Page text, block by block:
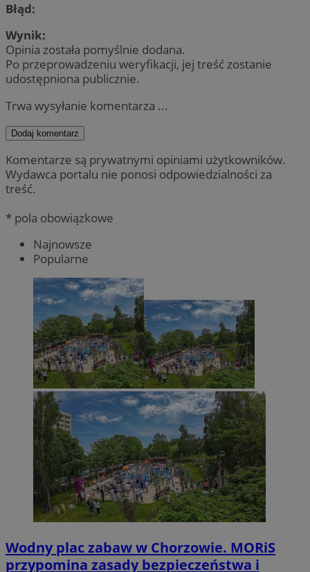
Błąd:
Wynik:
Opinia została pomyślnie dodana.
Po przeprowadzeniu weryfikacji, jej treść zostanie
udostępniona publicznie.
Trwa wysyłanie komentarza ...
Dodaj komentarz
Komentarze są prywatnymi opiniami użytkowników.
Wydawca portalu nie ponosi odpowiedzialności za
treść.
* pola obowiązkowe
Najnowsze
Popularne
Wodny plac zabaw w Chorzowie. MORiS
przypomina zasady bezpieczeństwa i